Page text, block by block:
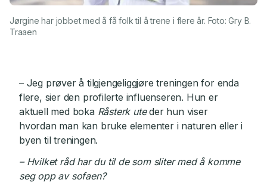
Jørgine har jobbet med å få folk til å trene i flere år. Foto: Gry B.
Traaen
– Jeg prøver å tilgjengeliggjøre treningen for enda
flere, sier den profilerte influenseren. Hun er
aktuell med boka Råsterk uteder hun viser
hvordan man kan bruke elementer i naturen eller i
byen til treningen.
– Hvilket råd har du til de som sliter med å komme
seg opp av sofaen?